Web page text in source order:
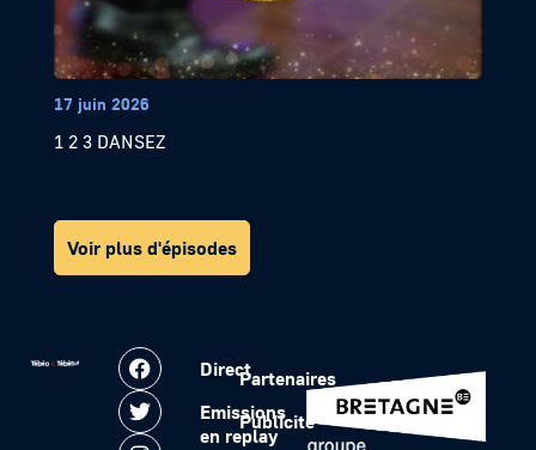
17 juin 2026
1 2 3 DANSEZ
Voir plus d'épisodes
Direct
Emissions
en replay
Partenaires
Publicité